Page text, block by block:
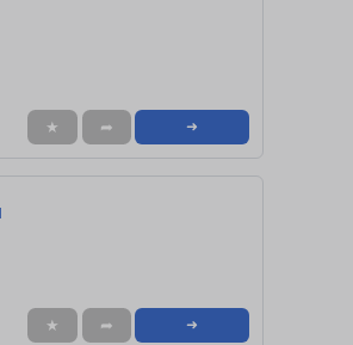
★ ➦ ➜
★ ➦ ➜